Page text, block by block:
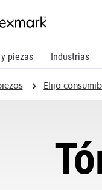
piezas Industrias
Elija